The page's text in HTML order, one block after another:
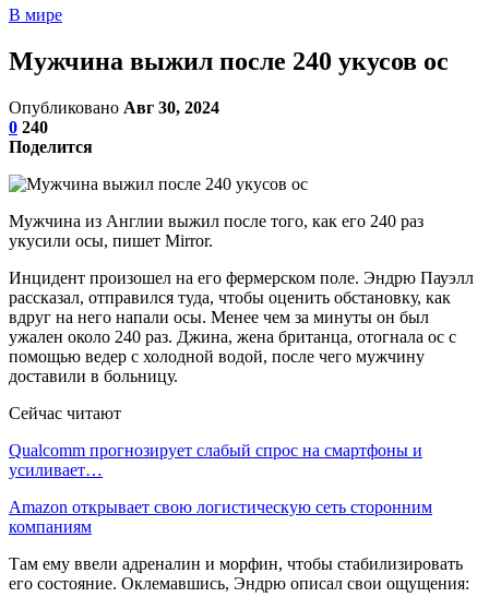
В мире
Мужчина выжил после 240 укусов ос
Опубликовано Авг 30, 2024
0 240
Поделится
Мужчина из Англии выжил после того, как его 240 раз
укусили осы, пишет Mirror.
Инцидент произошел на его фермерском поле. Эндрю Пауэлл
рассказал, отправился туда, чтобы оценить обстановку, как
вдруг на него напали осы. Менее чем за минуты он был
ужален около 240 раз. Джина, жена британца, отогнала ос с
помощью ведер с холодной водой, после чего мужчину
доставили в больницу.
Сейчас читают
Qualcomm прогнозирует слабый спрос на смартфоны и
усиливает…
Amazon открывает свою логистическую сеть сторонним
компаниям
Там ему ввели адреналин и морфин, чтобы стабилизировать
его состояние. Оклемавшись, Эндрю описал свои ощущения: